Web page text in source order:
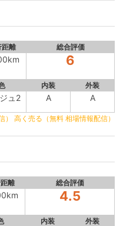
距離 総合評価
6
内装 外装
ュ2 A A
） 高く売る（無料 相場情報配信）
離 総合評価
4.5
内装 外装